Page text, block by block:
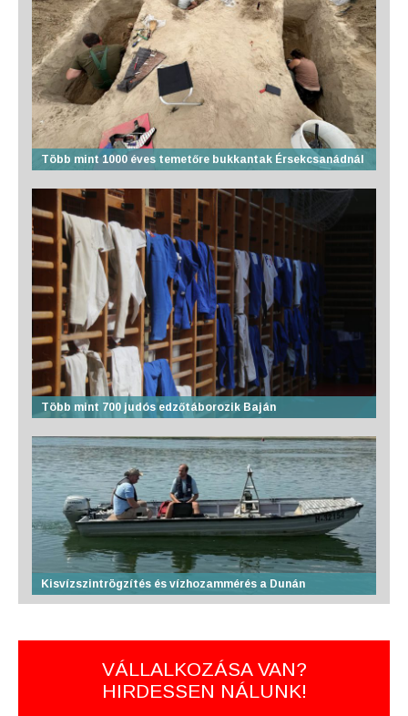
Több mint 1000 éves temetőre bukkantak Érsekcsanádnál
Több mint 700 judós edzőtáborozik Baján
Kisvízszintrögzítés és vízhozammérés a Dunán
VÁLLALKOZÁSA VAN?
HIRDESSEN NÁLUNK!